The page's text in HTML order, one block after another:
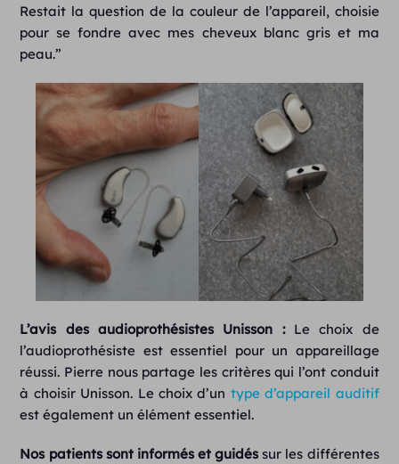
Restait la question de la couleur de l’appareil, choisie
pour se fondre avec mes cheveux blanc gris et ma
peau.”
L’avis des audioprothésistes Unisson : Le choix de
l’audioprothésiste est essentiel pour un appareillage
réussi. Pierre nous partage les critères qui l’ont conduit
à choisir Unisson. Le choix d’un type d’appareil auditif
est également un élément essentiel.
Nos patients sont informés et guidéssur les différentes